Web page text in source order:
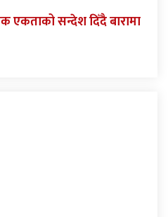
एकताको सन्देश दिँदै बारामा